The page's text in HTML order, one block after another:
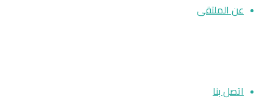
عن الملتقى
اتصل بنا